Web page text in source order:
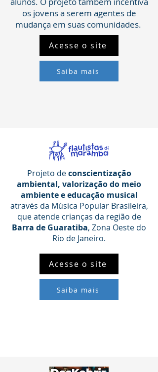
os jovens a serem agentes de
mudança em suas comunidades.
Acesse o site
Saiba mais
Projeto deconscientização
ambiental, valorização do meio
ambiente e educação musical
através da Música Popular Brasileira,
que atende crianças da região de
Barra de Guaratiba, Zona Oeste do
Rio de Janeiro.​
Acesse o site
Saiba mais